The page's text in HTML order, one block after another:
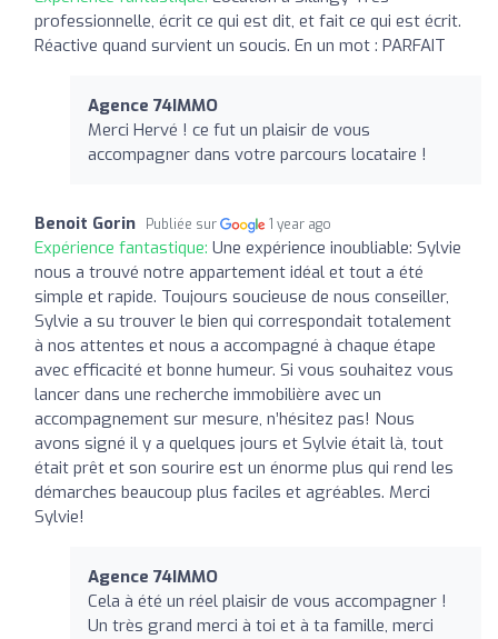
professionnelle, écrit ce qui est dit, et fait ce qui est écrit.
Réactive quand survient un soucis. En un mot : PARFAIT
Agence 74IMMO
Merci Hervé ! ce fut un plaisir de vous
accompagner dans votre parcours locataire !
Benoit Gorin Publiée sur 1 year ago
Expérience fantastique: Une expérience inoubliable: Sylvie
nous a trouvé notre appartement idéal et tout a été
simple et rapide. Toujours soucieuse de nous conseiller,
Sylvie a su trouver le bien qui correspondait totalement
à nos attentes et nous a accompagné à chaque étape
avec efficacité et bonne humeur. Si vous souhaitez vous
lancer dans une recherche immobilière avec un
accompagnement sur mesure, n’hésitez pas! Nous
avons signé il y a quelques jours et Sylvie était là, tout
était prêt et son sourire est un énorme plus qui rend les
démarches beaucoup plus faciles et agréables. Merci
Sylvie!
Agence 74IMMO
Cela à été un réel plaisir de vous accompagner !
Un très grand merci à toi et à ta famille, merci